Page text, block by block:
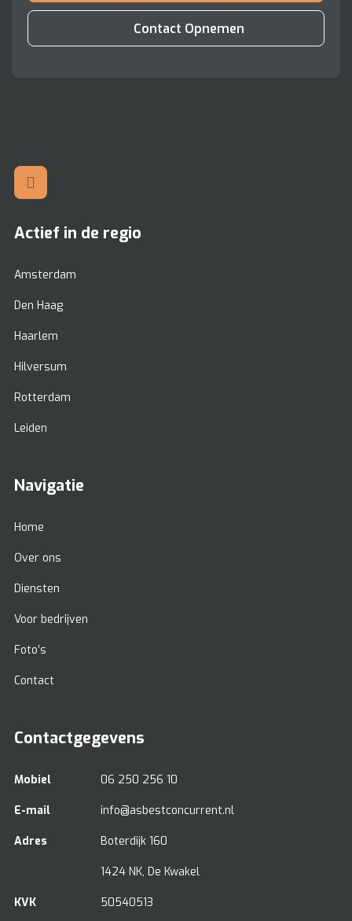
Contact Opnemen
Actief in de regio
Amsterdam
Den Haag
Haarlem
Hilversum
Rotterdam
Leiden
Navigatie
Home
Over ons
Diensten
Voor bedrijven
Foto’s
Contact
Contactgegevens
Mobiel 06 250 256 10
E-mail info@asbestconcurrent.nl
Adres Boterdijk 160
1424 NK, De Kwakel
KVK 50540513